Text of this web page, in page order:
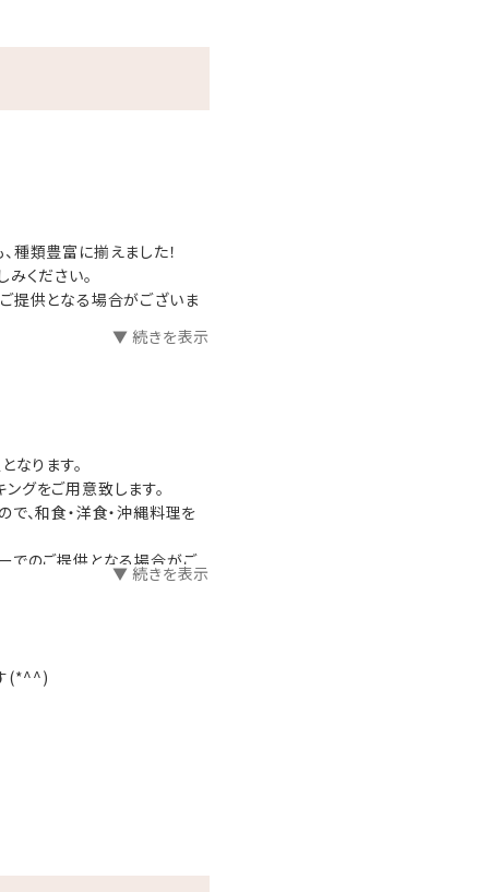
ンク
種類豊富に揃えました！
ください。
提供となる場合がございま
▼ 続きを表示
ります。
グをご用意致します。
、和食・洋食・沖縄料理を
でのご提供となる場合がご
い。
▼ 続きを表示
(*^^)